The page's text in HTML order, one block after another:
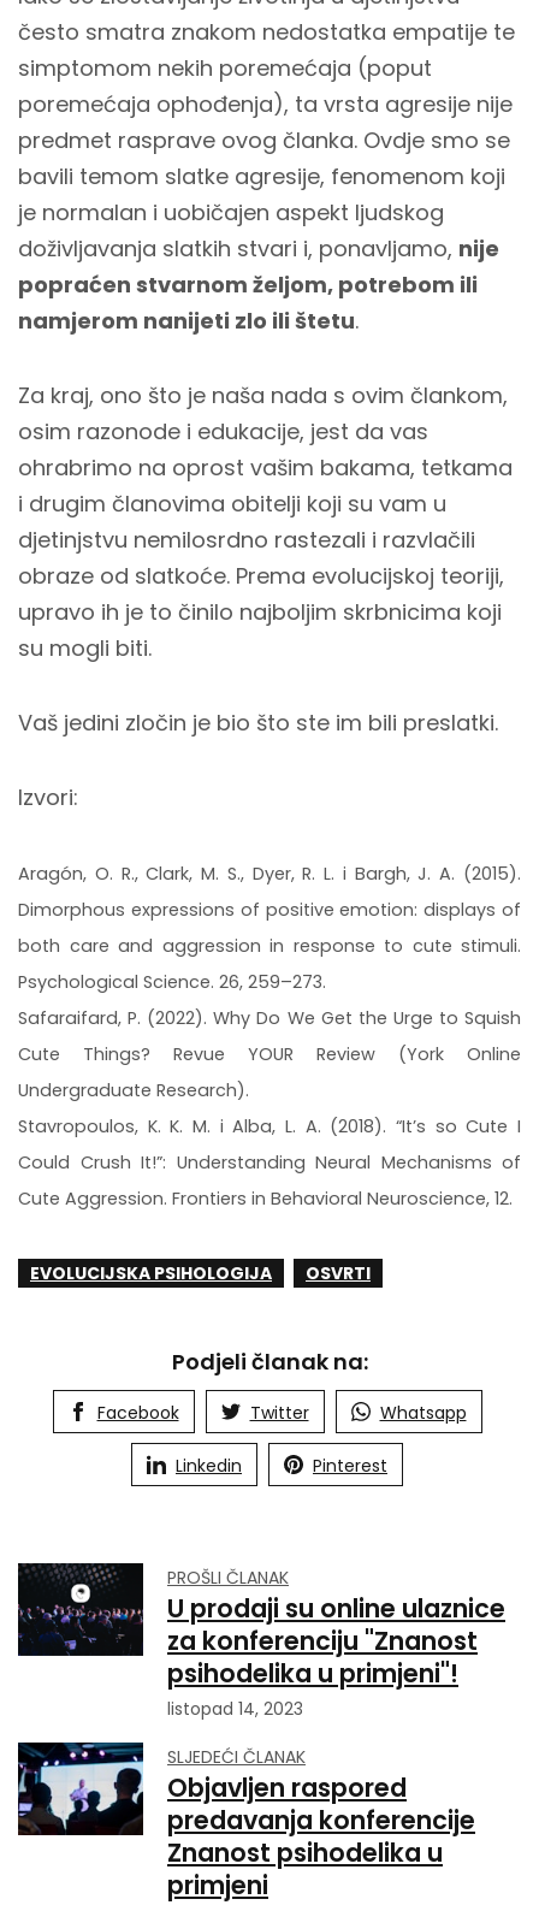
često smatra znakom nedostatka empatije te
simptomom nekih poremećaja (poput
poremećaja ophođenja), ta vrsta agresije nije
predmet rasprave ovog članka. Ovdje smo se
bavili temom slatke agresije, fenomenom koji
je normalan i uobičajen aspekt ljudskog
doživljavanja slatkih stvari i, ponavljamo, nije
popraćen stvarnom željom, potrebom ili
namjerom nanijeti zlo ili štetu.
Za kraj, ono što je naša nada s ovim člankom,
osim razonode i edukacije, jest da vas
ohrabrimo na oprost vašim bakama, tetkama
i drugim članovima obitelji koji su vam u
djetinjstvu nemilosrdno rastezali i razvlačili
obraze od slatkoće. Prema evolucijskoj teoriji,
upravo ih je to činilo najboljim skrbnicima koji
su mogli biti.
Vaš jedini zločin je bio što ste im bili preslatki.
Izvori:
Aragón, O. R., Clark, M. S., Dyer, R. L. i Bargh, J. A. (2015).
Dimorphous expressions of positive emotion: displays of
both care and aggression in response to cute stimuli.
Psychological Science. 26, 259–273.
Safaraifard, P. (2022). Why Do We Get the Urge to Squish
Cute Things? Revue YOUR Review (York Online
Undergraduate Research).
Stavropoulos, K. K. M. i Alba, L. A. (2018). “It’s so Cute I
Could Crush It!”: Understanding Neural Mechanisms of
Cute Aggression. Frontiers in Behavioral Neuroscience, 12.
EVOLUCIJSKA PSIHOLOGIJA OSVRTI
Podjeli članak na:
Facebook Twitter Whatsapp
Linkedin Pinterest
PROŠLI ČLANAK
U prodaji su online ulaznice
za konferenciju "Znanost
psihodelika u primjeni"!
listopad 14, 2023
SLJEDEĆI ČLANAK
Objavljen raspored
predavanja konferencije
Znanost psihodelika u
primjeni